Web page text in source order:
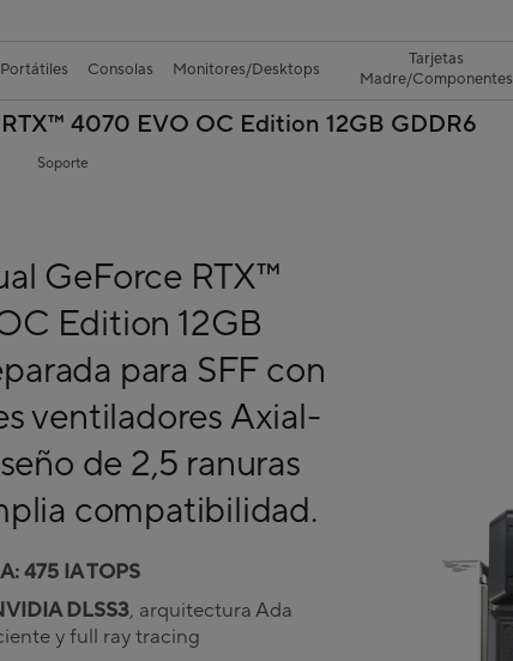
Portátiles Consolas Monitores/Desktops
Tarjetas
Madre/Componentes
4070 EVO OC Edition 12GB GDDR6
Soporte
GeForce RTX™
Edition 12GB
para SFF con
ventiladores Axial-
de 2,5 ranuras
compatibilidad.
475 IA TOPS
DLSS3, arquitectura Ada
y full ray tracing